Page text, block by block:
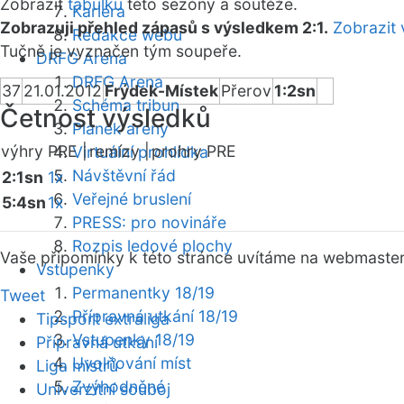
Kariéra
Redakce webu
DRFG Arena
DRFG Arena
Schéma tribun
Plánek areny
Virtuální prohlídka
Návštěvní řád
Veřejné bruslení
PRESS: pro novináře
Rozpis ledové plochy
Vstupenky
Permanentky 18/19
Přípravná utkání 18/19
Vstupenky 18/19
Uvolňování míst
Zvýhodněné
Zobrazit tabulku této sezóny a soutěže.
Zobrazuji přehled zápasů s výsledkem 2:1. Zobrazit
Tučně je vyznačen tým soupeře.
37 21.01.2012Frýdek-MístekPřerov 1:2sn
Četnost výsledků
výhry PRE |remízy |prohry PRE
2:1sn 1x
5:4sn1x
Vaše připomínky k této stránce uvítáme na webmaster
Tweet
Tipsport extraliga
Přípravná utkání
Liga mistrů
Univerzitní souboj